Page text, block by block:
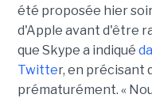
été proposée hier
d'Apple avant d'être
que Skype a indiqué
Twitter, en précisant
prématurément. «